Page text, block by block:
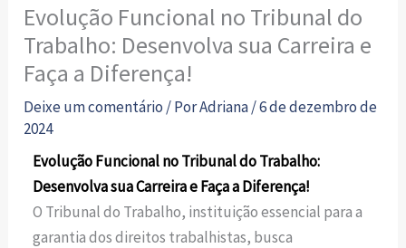
Evolução Funcional no Tribunal do
Trabalho: Desenvolva sua Carreira e
Faça a Diferença!
Deixe um comentário / PorAdriana/6 de dezembro de
2024
Evolução Funcional no Tribunal do Trabalho:
Desenvolva sua Carreira e Faça a Diferença!
O Tribunal do Trabalho, instituição essencial para a
garantia dos direitos trabalhistas, busca
s
a